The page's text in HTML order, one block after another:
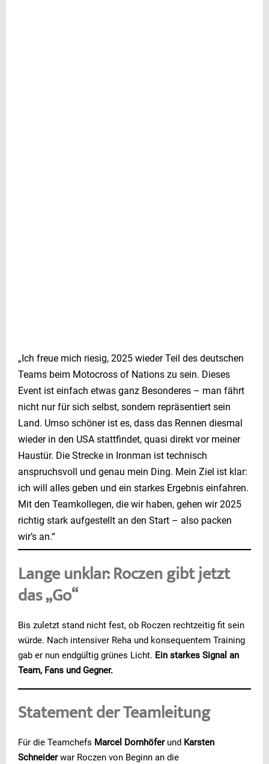
„Ich freue mich riesig, 2025 wieder Teil des deutschen
Teams beim Motocross of Nations zu sein. Dieses
Event ist einfach etwas ganz Besonderes – man fährt
nicht nur für sich selbst, sondern repräsentiert sein
Land. Umso schöner ist es, dass das Rennen diesmal
wieder in den USA stattfindet, quasi direkt vor meiner
Haustür. Die Strecke in Ironman ist technisch
anspruchsvoll und genau mein Ding. Mein Ziel ist klar:
ich will alles geben und ein starkes Ergebnis einfahren.
Mit den Teamkollegen, die wir haben, gehen wir 2025
richtig stark aufgestellt an den Start – also packen
wir’s an.“
Lange unklar: Roczen gibt jetzt
das „Go“
Bis zuletzt stand nicht fest, ob Roczen rechtzeitig fit sein
würde. Nach intensiver Reha und konsequentem Training
gab er nun endgültig grünes Licht. Ein starkes Signal an
Team, Fans und Gegner.
Statement der Teamleitung
Für die Teamchefs Marcel Dornhöferund Karsten
Schneiderwar Roczen von Beginn an die